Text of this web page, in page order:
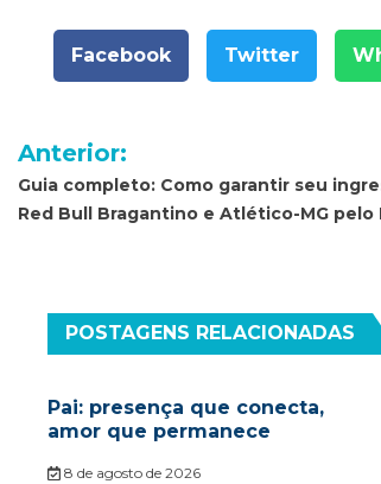
Facebook Twitter
Navegação
de
Anterior:
Guia completo: Como garantir seu
Red Bull Bragantino e Atlético-MG pelo
POSTAGENS RELACIONADAS
Pai: presença que conecta,
amor que permanece
8 de agosto de 2026